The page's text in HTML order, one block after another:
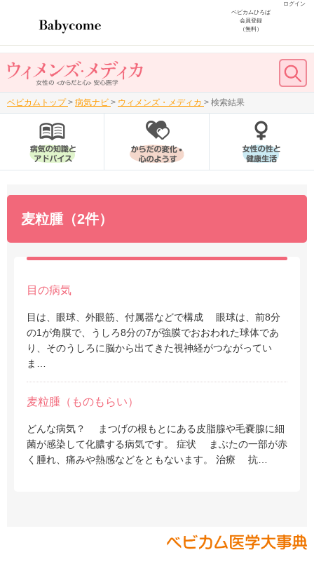
ログイン
ベビカムひろば
会員登録
（無料）
ベビカムトップ > 病気ナビ > ウィメンズ・メディカ > 検索結果
麦粒腫（2件）
目の病気
目は、眼球、外眼筋、付属器などで構成 眼球は、前8分
の1が角膜で、うしろ8分の7が強膜でおおわれた球体であ
り、そのうしろに脳から出てきた視神経がつながってい
ま…
麦粒腫（ものもらい）
どんな病気？ まつげの根もとにある皮脂腺や毛嚢腺に細
菌が感染して化膿する病気です。 症状 まぶたの一部が赤
く腫れ、痛みや熱感などをともないます。 治療 抗…